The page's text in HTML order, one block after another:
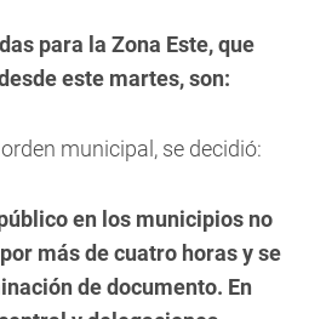
para la Zona Este, que
este martes, son:
municipal, se decidió:
en los municipios no
más de cuatro horas y se
de documento. En